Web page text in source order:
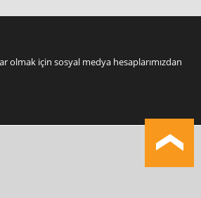
olmak için sosyal medya hesaplarımızdan